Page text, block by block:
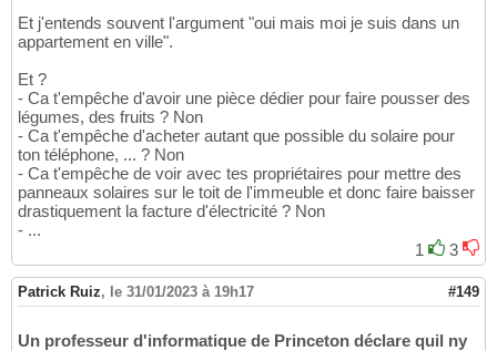
Et j'entends souvent l'argument "oui mais moi je suis dans un
appartement en ville".
Et ?
- Ca t'empêche d'avoir une pièce dédier pour faire pousser des
légumes, des fruits ? Non
- Ca t'empêche d'acheter autant que possible du solaire pour
ton téléphone, ... ? Non
- Ca t'empêche de voir avec tes propriétaires pour mettre des
panneaux solaires sur le toit de l'immeuble et donc faire baisser
drastiquement la facture d'électricité ? Non
- ...
1
3
Patrick Ruiz, le 31/01/2023 à 19h17 #149
Un professeur d'informatique de Princeton déclare quil ny